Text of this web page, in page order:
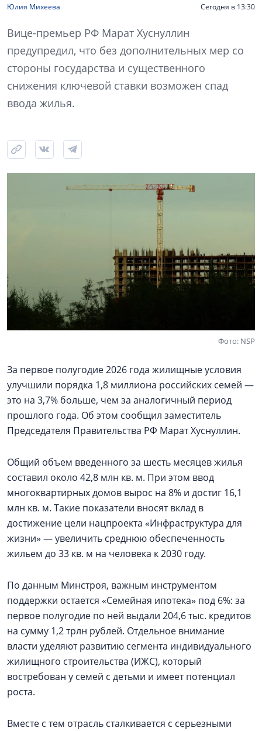
Юлия Михеева Сегодня в 13:30
Вице-премьер РФ Марат Хуснуллин
предупредил, что без дополнительных мер со
стороны государства и существенного
снижения ключевой ставки возможен спад
ввода жилья.
Фото: NSP
За первое полугодие 2026 года жилищные условия
улучшили порядка 1,8 миллиона российских семей —
это на 3,7% больше, чем за аналогичный период
прошлого года. Об этом сообщил заместитель
Председателя Правительства РФ Марат Хуснуллин.
Общий объем введенного за шесть месяцев жилья
составил около 42,8 млн кв. м. При этом ввод
многоквартирных домов вырос на 8% и достиг 16,1
млн кв. м. Такие показатели вносят вклад в
достижение цели нацпроекта «Инфраструктура для
жизни» — увеличить среднюю обеспеченность
жильем до 33 кв. м на человека к 2030 году.
По данным Минстроя, важным инструментом
поддержки остается «Семейная ипотека» под 6%: за
первое полугодие по ней выдали 204,6 тыс. кредитов
на сумму 1,2 трлн рублей. Отдельное внимание
власти уделяют развитию сегмента индивидуального
жилищного строительства (ИЖС), который
востребован у семей с детьми и имеет потенциал
роста.
Вместе с тем отрасль сталкивается с серьезными